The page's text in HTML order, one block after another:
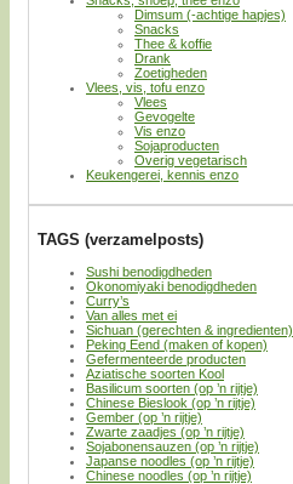
Dimsum (-achtige hapjes)
Snacks
Thee & koffie
Drank
Zoetigheden
Vlees, vis, tofu enzo
Vlees
Gevogelte
Vis enzo
Sojaproducten
Overig vegetarisch
Keukengerei, kennis enzo
TAGS (verzamelposts)
Sushi benodigdheden
Okonomiyaki benodigdheden
Curry’s
Van alles met ei
Sichuan (gerechten & ingredienten)
Peking Eend (maken of kopen)
Gefermenteerde producten
Aziatische soorten Kool
Basilicum soorten (op ’n rijtje)
Chinese Bieslook (op ’n rijtje)
Gember (op ’n rijtje)
Zwarte zaadjes (op ’n rijtje)
Sojabonensauzen (op ’n rijtje)
Japanse noodles (op ’n rijtje)
Chinese noodles (op ’n rijtje)